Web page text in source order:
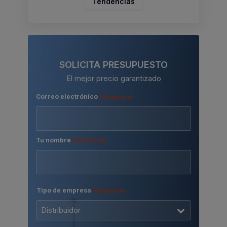
SOLICITA PRESUPUESTO
El mejor precio garantizado
Correo electrónico (Obligatorio)
Tu nombre (Obligatorio)
Tipo de empresa (Obligatorio)